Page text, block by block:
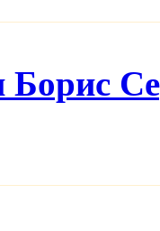
Борис